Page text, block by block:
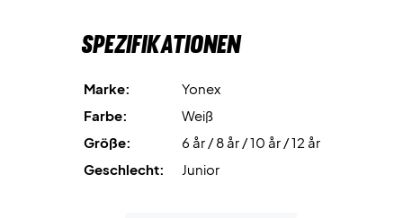
Spezifikationen
Marke:
Yonex
Farbe:
Weiß
Größe:
6 år / 8 år / 10 år / 12 år
Geschlecht:
Junior